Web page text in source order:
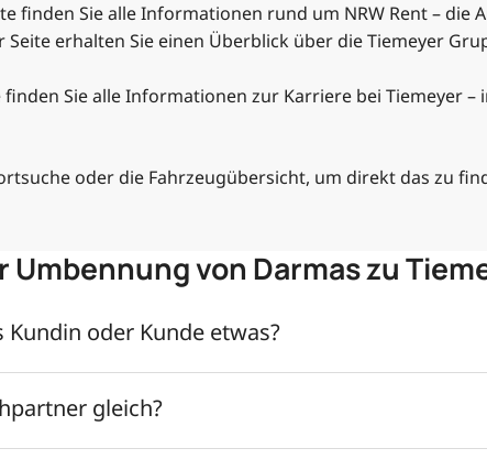
finden Sie alle Informationen rund um NRW Rent – die
Seite erhalten Sie einen Überblick über die Tiemeyer
finden Sie alle Informationen zur Karriere bei Tiemeyer
oder die Fahrzeugübersicht, um direkt das zu
Umbennung von Darmas zu
oder Kunde etwas?
gleich?